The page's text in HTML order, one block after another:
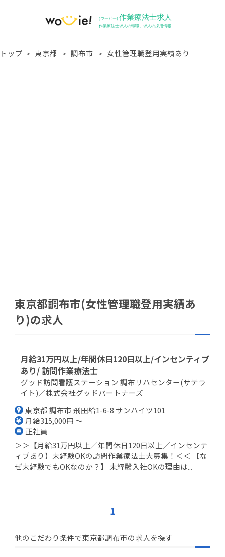
トップ 東京都 調布市 女性管理職登用実績あり
東京都調布市(女性管理職登用実績あ
り)の求人
月給31万円以上/年間休日120日以上/インセンティブ
あり/ 訪問作業療法士
グッド訪問看護ステーション 調布リハセンター(サテラ
イト)／株式会社グッドパートナーズ
東京都 調布市 飛田給1-6-8 サンハイツ101
月給315,000円 ～
正社員
＞＞【月給31万円以上／年間休日120日以上／インセンテ
ィブあり】未経験OKの訪問作業療法士大募集！＜＜ 【な
ぜ未経験でもOKなのか？】 未経験入社OKの理由は...
1
他のこだわり条件で東京都調布市の求人を探す